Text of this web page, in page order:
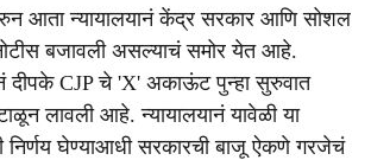
आता न्यायालयानं केंद्र सरकार आणि सोशल
बजावली असल्याचं समोर येत आहे.
दीपके CJP चे 'X' अकाऊंट पुन्हा सुरुवात
लावली आहे. न्यायालयानं यावेळी या
निर्णय घेण्याआधी सरकारची बाजू ऐकणे गरजेचं